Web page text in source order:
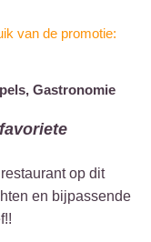
van de promotie:
Gastronomie
op dit
en bijpassende